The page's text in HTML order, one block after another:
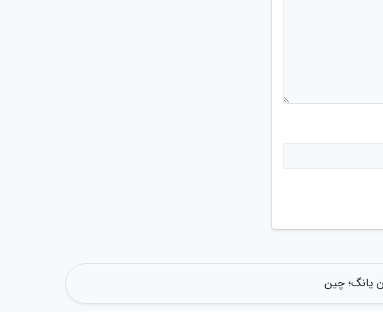
یانگ؛ چین